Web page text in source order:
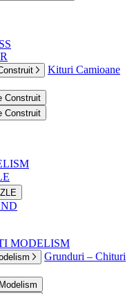
Kituri Camioane
Construit
Construit
MODELISM
Grunduri – Chituri